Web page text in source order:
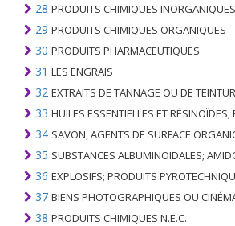
28 PRODUITS CHIMIQUES INORGANIQUES; COMPOSÉS ORGANIQUES ET INORGANIQUES DE MÉTAUX PRÉCIEUX; DE MÉTAUX
29 PRODUITS CHIMIQUES ORGANIQUES
30 PRODUITS PHARMACEUTIQUES
31 LES ENGRAIS
32 EXTRAITS DE TANNAGE OU DE TEINTURE; TANINS ET LEURS DERIVES; COLORANTS, PIGMENTS ET AUTRES MATIERES
33 HUILES ESSENTIELLES ET RÉSINOÏDES; PARFUMERIE,
34 SAVON, AGENTS DE SURFACE ORGANIQUES; LAVAGE, LUBRIFICATION, POLISSAGE OU PRÉPARATION À L'ÉPURATION; CIRES ARTIFICIELLES OU PRÉPARÉES, BOUGIES ET ARTICLES
35 SUBSTANCES ALBUMINOÏDALES; AMIDONS
36 EXPLOSIFS; PRODUITS PYROTECHNIQUES; ALLUMETTES; ALLIAGES
37 BIENS PHOTOGRAPHIQUES OU
38 PRODUITS CHIMIQUES N.E.C.